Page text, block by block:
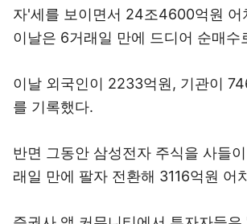
자'세를 보이면서 24조4600억원 어
이날은 6거래일 만에 드디어 순매수
이날 외국인이 2233억원, 기관이
를 기록했다.
반면 그동안 삼성전자 주식을 사들
래일 만에 팔자 전환해 3116억원 어